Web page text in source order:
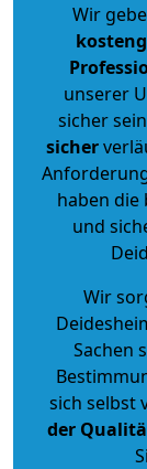
Wir
unserer
sicher
sicher
haben die
und
Wir
Sachen
sich selbst
der